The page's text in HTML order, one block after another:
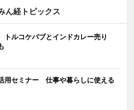
ん経トピックス
ルコケバブとインドカレー売り
用セミナー 仕事や暮らしに使える